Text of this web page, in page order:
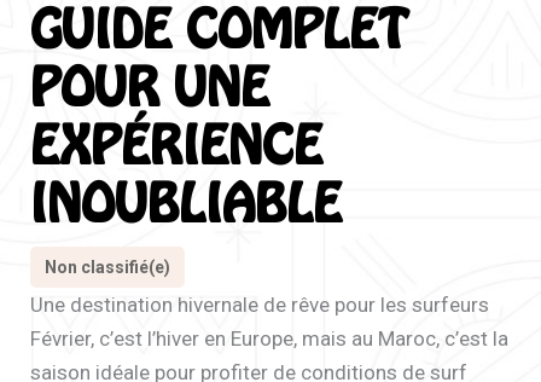
GUIDE COMPLET
POUR UNE
EXPÉRIENCE
INOUBLIABLE
Non classifié(e)
Une destination hivernale de rêve pour les surfeurs
Février, c’est l’hiver en Europe, mais au Maroc, c’est la
saison idéale pour profiter de conditions de surf